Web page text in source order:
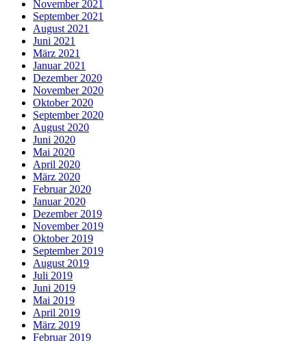
November 2021
September 2021
August 2021
Juni 2021
März 2021
Januar 2021
Dezember 2020
November 2020
Oktober 2020
September 2020
August 2020
Juni 2020
Mai 2020
April 2020
März 2020
Februar 2020
Januar 2020
Dezember 2019
November 2019
Oktober 2019
September 2019
August 2019
Juli 2019
Juni 2019
Mai 2019
April 2019
März 2019
Februar 2019